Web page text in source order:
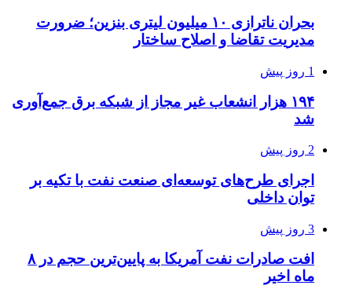
بحران ناترازی ۱۰ میلیون لیتری بنزین؛ ضرورت
مدیریت تقاضا و اصلاح ساختار
1 روز پیش
۱۹۴ هزار انشعاب غیر مجاز از شبکه برق جمع‌آوری
شد
2 روز پیش
اجرای طرح‌های توسعه‌ای صنعت نفت با تکیه بر
توان داخلی
3 روز پیش
افت صادرات نفت آمریکا به پایین‌ترین حجم در ۸
ماه اخیر